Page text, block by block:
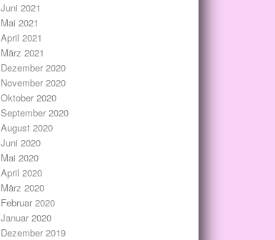
Juni 2021
Mai 2021
April 2021
März 2021
Dezember 2020
November 2020
Oktober 2020
September 2020
August 2020
Juni 2020
Mai 2020
April 2020
März 2020
Februar 2020
Januar 2020
Dezember 2019